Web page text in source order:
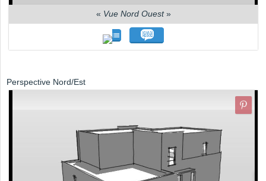
« Vue Nord Ouest»
Perspective Nord/Est